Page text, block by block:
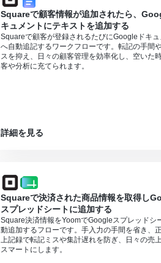
Squareで顧客情報が追加されたら、
キュメントにテキストを追加する
Squareで顧客が登録されるたびにGoogleドキュ
へ自動追記するワークフローです。転記の手間
スを抑え、日々の顧客管理を効率化し、空いた
客や分析に充てられます。
詳細を見る
Squareで決済された商品情報を取得し
スプレッドシートに追加する
Square決済情報をYoomでGoogleスプレッドシ
動追加するフローです。手入力の手間を省き、
上記録で転記ミスや集計遅れを防ぎ、日々の売
スマートにします。